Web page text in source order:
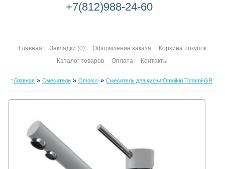
+7(812)988-24-60
Главная Закладки (0) Оформление заказа
Корзина покупок
Каталог товаров
Оплата Контакты
Главная» Смесители» Omoikiri» Смеситель для кухни Omoikiri Tonami-GR